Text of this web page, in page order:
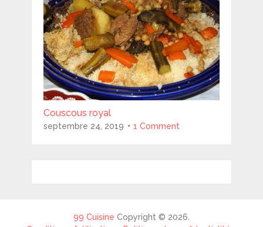
Couscous royal
septembre 24, 2019 1 Comment
99 Cuisine Copyright © 2026.